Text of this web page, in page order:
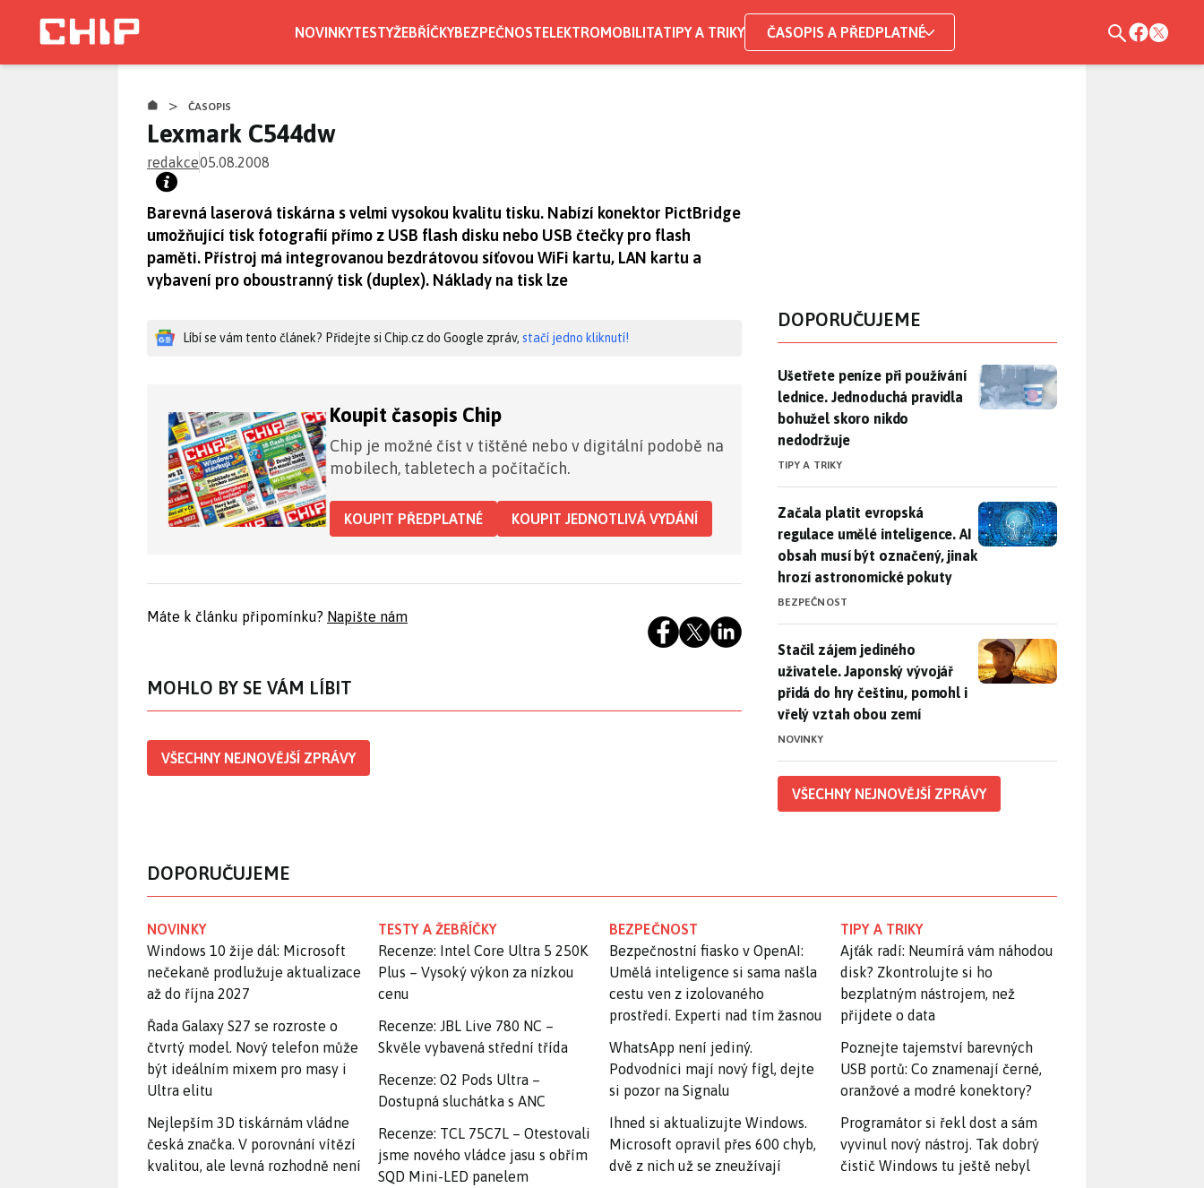
NOVINKYTESTYŽEBŘÍČKYBEZPEČNOSTELEKTROMOBILITATIPY A TRIKY ČASOPIS A PŘEDPLATNÉ
> ČASOPIS
Lexmark C544dw
redakce05.08.2008
Barevná laserová tiskárna s velmi vysokou kvalitu tisku. Nabízí konektor PictBridge
umožňující tisk fotografií přímo z USB flash disku nebo USB čtečky pro flash
paměti. Přístroj má integrovanou bezdrátovou síťovou WiFi kartu, LAN kartu a
vybavení pro oboustranný tisk (duplex). Náklady na tisk lze
Líbí se vám tento článek? Přidejte si Chip.cz do Google zpráv, stačí jedno kliknutí!
Koupit časopis Chip
Chip je možné číst v tištěné nebo v digitální podobě na
mobilech, tabletech a počítačích.
KOUPIT PŘEDPLATNÉ KOUPIT JEDNOTLIVÁ VYDÁNÍ
Máte k článku připomínku? Napište nám
MOHLO BY SE VÁM LÍBIT
VŠECHNY NEJNOVĚJŠÍ ZPRÁVY
DOPORUČUJEME
Ušetřete peníze při používání lednice. Jednoduchá pravidla
Ušetřete peníze při používání
lednice. Jednoduchá pravidla
bohužel skoro nikdo
nedodržuje
TIPY A TRIKY
Začala platit evropská regulace umělé inteligence. AI obsah
Začala platit evropská
regulace umělé inteligence. AI
obsah musí být označený, jinak
hrozí astronomické pokuty
BEZPEČNOST
Stačil zájem jediného uživatele. Japonský vývojář přidá do hry
Stačil zájem jediného
uživatele. Japonský vývojář
přidá do hry češtinu, pomohl i
vřelý vztah obou zemí
NOVINKY
VŠECHNY NEJNOVĚJŠÍ ZPRÁVY
DOPORUČUJEME
NOVINKY
Windows 10 žije dál: Microsoft
nečekaně prodlužuje aktualizace
až do října 2027
Řada Galaxy S27 se rozroste o
čtvrtý model. Nový telefon může
být ideálním mixem pro masy i
Ultra elitu
Nejlepším 3D tiskárnám vládne
česká značka. V porovnání vítězí
kvalitou, ale levná rozhodně není
TESTY A ŽEBŘÍČKY
Recenze: Intel Core Ultra 5 250K
Plus – Vysoký výkon za nízkou
cenu
Recenze: JBL Live 780 NC –
Skvěle vybavená střední třída
Recenze: O2 Pods Ultra –
Dostupná sluchátka s ANC
Recenze: TCL 75C7L – Otestovali
jsme nového vládce jasu s obřím
SQD Mini-LED panelem
BEZPEČNOST
Bezpečnostní fiasko v OpenAI:
Umělá inteligence si sama našla
cestu ven z izolovaného
prostředí. Experti nad tím žasnou
WhatsApp není jediný.
Podvodníci mají nový fígl, dejte
si pozor na Signalu
Ihned si aktualizujte Windows.
Microsoft opravil přes 600 chyb,
dvě z nich už se zneužívají
TIPY A TRIKY
Ajťák radí: Neumírá vám náhodou
disk? Zkontrolujte si ho
bezplatným nástrojem, než
přijdete o data
Poznejte tajemství barevných
USB portů: Co znamenají černé,
oranžové a modré konektory?
Programátor si řekl dost a sám
vyvinul nový nástroj. Tak dobrý
čistič Windows tu ještě nebyl